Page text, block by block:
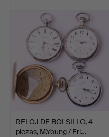
RELOJ DE BOLSILLO, 4
piezas, M.Young / Erl…